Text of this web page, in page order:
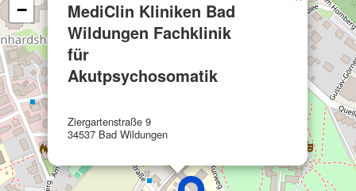
MediClin Kliniken Bad
Wildungen Fachklinik
für
Akutpsychosomatik
Ziergartenstraße 9
34537 Bad Wildungen
−Informationen identifizieren
Nicht-IAB-Verarbeitungszwecke:
Notwendig
Performance
Funktional
Werbung